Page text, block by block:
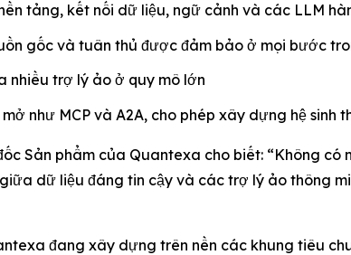
tảng, kết nối dữ liệu, ngữ cảnh và các LLM
gốc và tuân thủ được đảm bảo ở mọi bước
nhiều trợ lý ảo ở quy mô lớn
như MCP và A2A, cho phép xây dựng hệ sinh
Sản phẩm của Quantexa cho biết: “Không
dữ liệu đáng tin cậy và các trợ lý ảo thông
đang xây dựng trên nền các khung tiêu